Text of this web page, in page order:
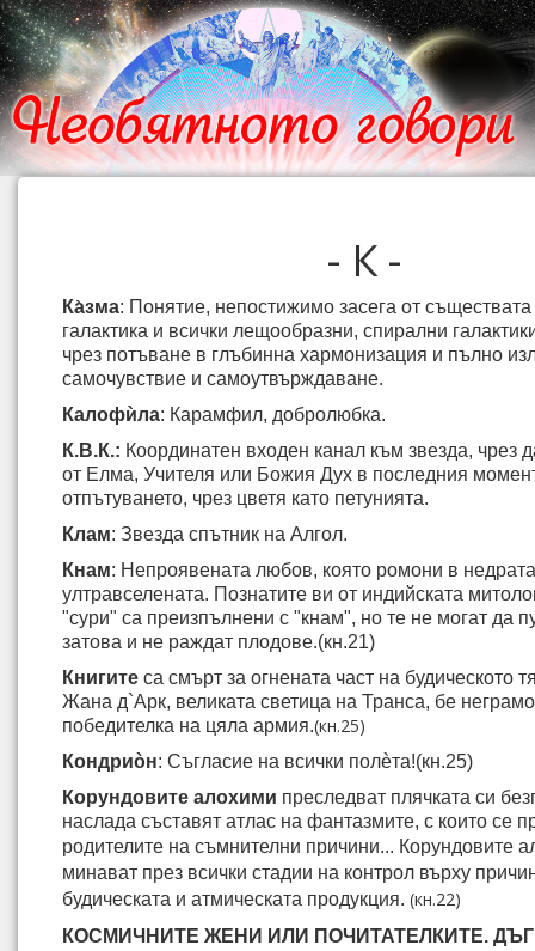
- К -
Ка̀зма: Понятие, непостижимо засега от
галактика и всички лещообразни, спирални
чрез потъване в глъбинна хармонизация и пълно
самочувствие и самоутвърждаване.
Калофѝла: Карамфил, добролюбка.
К.В.К.: Координатен входен канал към звезда, чрез
от Елма, Учителя или Божия Дух в последния
отпътуването, чрез цветя като петунията.
Клам: Звезда спътник на Алгол.
Кнам: Непро­явената любов, която ромони в
ултравселената. Познатите ви от ин­дийската
"сури" са преизпълнени с "кнам", но те не могат да
затова и не раждат плодове.(кн.21)
Книгите са смърт за огнената част на будическото
Жана д`Арк, великата светица на Транса, бе
победителка на цяла армия.(кн.25)
Кондриòн: Съгласие на всички полèта!(кн.25)
Корундо­вите алохими преследват плячката си
наслада съставят атлас на фантазмите, с ко­ито се
родителите на съмнителни при­чини... Корундовите
минават през всички стадии на контрол върху
будическата и атмическата продукция. (кн.22)
КОСМИЧНИТЕ ЖЕНИ ИЛИ ПОЧИТАТЕЛКИТЕ.